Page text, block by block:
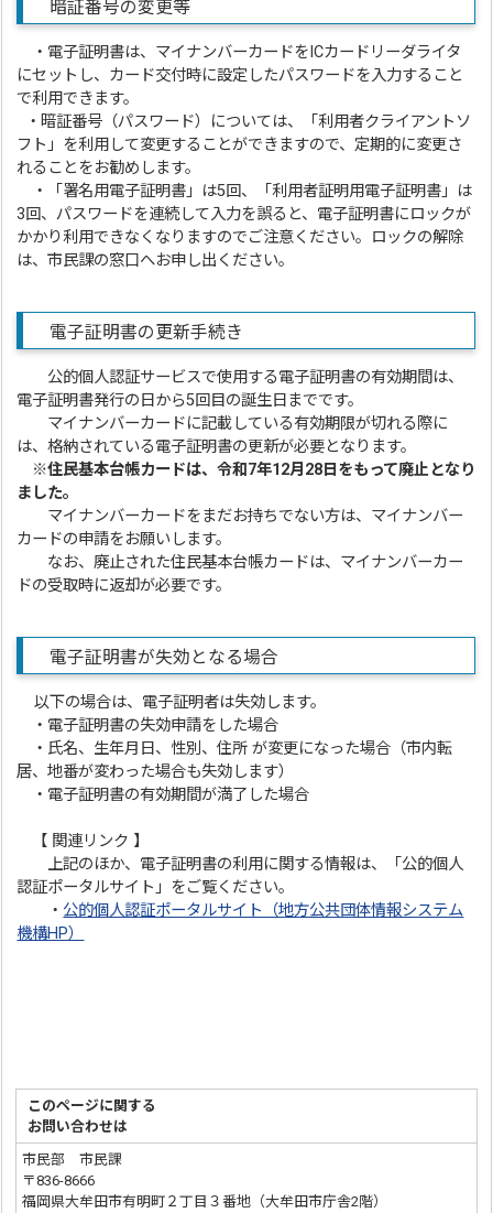
暗証番号の変更等
・電子証明書は、マイナンバーカードをICカードリーダライタ
にセットし、カード交付時に設定したパスワードを入力すること
で利用できます。
・暗証番号（パスワード）については、「利用者クライアントソ
フト」を利用して変更することができますので、定期的に変更さ
れることをお勧めします。
・「署名用電子証明書」は5回、「利用者証明用電子証明書」は
3回、パスワードを連続して入力を誤ると、電子証明書にロックが
かかり利用できなくなりますのでご注意ください。ロックの解除
は、市民課の窓口へお申し出ください。
電子証明書の更新手続き
公的個人認証サービスで使用する電子証明書の有効期間は、
電子証明書発行の日から5回目の誕生日までです。
マイナンバーカードに記載している有効期限が切れる際に
は、格納されている電子証明書の更新が必要となります。
※住民基本台帳カードは、令和7年12月28日をもって廃止となり
ました。
マイナンバーカードをまだお持ちでない方は、マイナンバー
カードの申請をお願いします。
なお、廃止された住民基本台帳カードは、マイナンバーカー
ドの受取時に返却が必要です。
電子証明書が失効となる場合
以下の場合は、電子証明者は失効します。
・電子証明書の失効申請をした場合
・氏名、生年月日、性別、住所 が変更になった場合（市内転
居、地番が変わった場合も失効します）
・電子証明書の有効期間が満了した場合
【 関連リンク 】
上記のほか、電子証明書の利用に関する情報は、「公的個人
認証ポータルサイト」をご覧ください。
・ 公的個人認証ポータルサイト（地方公共団体情報システム
機構HP）
このページに関する
お問い合わせは
市民部 市民課
〒836-8666
福岡県大牟田市有明町２丁目３番地（大牟田市庁舎2階）